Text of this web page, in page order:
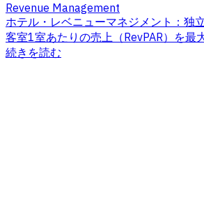
Revenue Management
ホテル・レベニューマネジメント：独
客室1室あたりの売上（RevPAR）を最
続きを読む